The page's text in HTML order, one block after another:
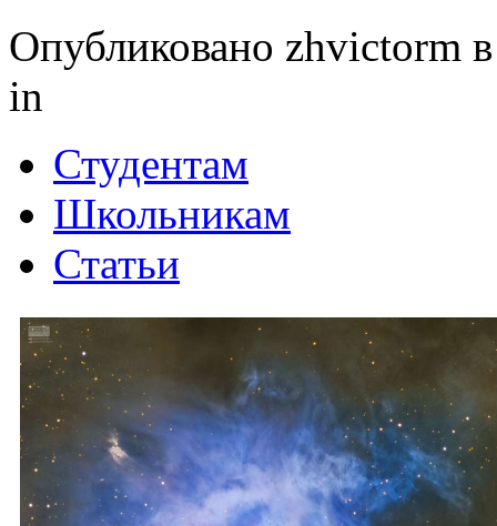
Опубликовано zhvictorm
in
Студентам
Школьникам
Статьи